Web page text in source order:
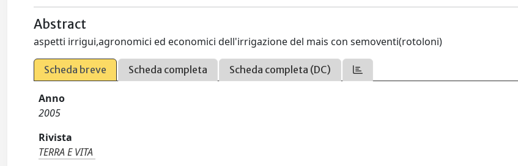
Abstract
aspetti irrigui,agronomici ed economici dell'irrigazione del mais con semoventi(rotoloni)
Scheda breve Scheda completa Scheda completa (DC)
Anno
2005
Rivista
TERRA E VITA